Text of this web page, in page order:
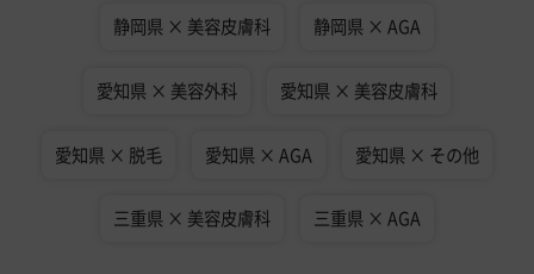
静岡県 × 美容皮膚科 静岡県 × AGA
愛知県 × 美容外科 愛知県 × 美容皮膚科
愛知県 × 脱毛 愛知県 × AGA 愛知県 × その他
三重県 × 美容皮膚科 三重県 × AGA